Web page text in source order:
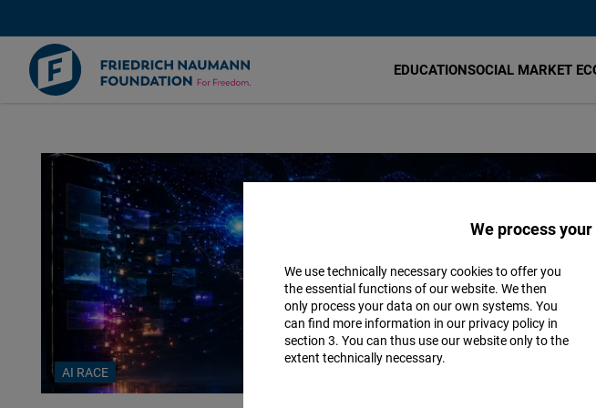
content
EDUCATIONSOCIAL MARKET
Naumann-
Stiftung
für
die
Freiheit
AI RACE
We process
We use technically necessary cookies to offer you
the essential functions of our website. We then
only process your data on our own systems. You
can find more information in our privacy policy in
section 3. You can thus use our website only to the
extent technically necessary.